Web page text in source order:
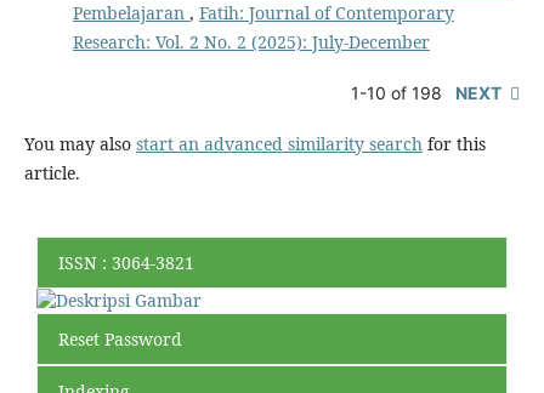
Pembelajaran , Fatih: Journal of Contemporary
Research: Vol. 2 No. 2 (2025): July-December
1-10 of 198 NEXT
You may also start an advanced similarity searchfor this
article.
ISSN : 3064-3821
Reset Password